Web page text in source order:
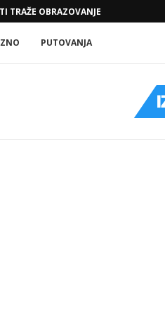
TRAŽE OBRAZOVANJE KOJE VODI KA
PUTOVANJA